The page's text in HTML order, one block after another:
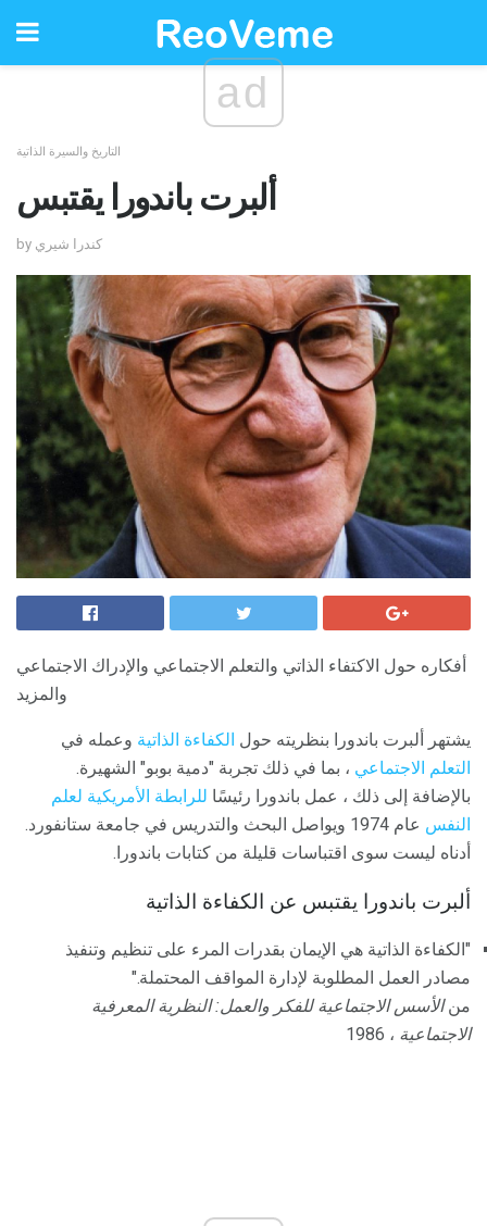
ad
التاريخ والسيرة الذاتية
ألبرت باندورا يقتبس
by كندرا شيري
أفكاره حول الاكتفاء الذاتي والتعلم الاجتماعي والإدراك الاجتماعي
والمزيد
يشتهر ألبرت باندورا بنظريته حول الكفاءة الذاتية وعمله في
التعلم الاجتماعي ، بما في ذلك تجربة "دمية بوبو" الشهيرة.
بالإضافة إلى ذلك ، عمل باندورا رئيسًا للرابطة الأمريكية لعلم
النفس
عام 1974 ويواصل البحث والتدريس في جامعة ستانفورد.
أدناه ليست سوى اقتباسات قليلة من كتابات باندورا.
ألبرت باندورا يقتبس عن الكفاءة الذاتية
"الكفاءة الذاتية هي الإيمان بقدرات المرء على تنظيم وتنفيذ
مصادر العمل المطلوبة لإدارة المواقف المحتملة."
منالأسس الاجتماعية للفكر والعمل: النظرية المعرفية
الاجتماعية ، 1986